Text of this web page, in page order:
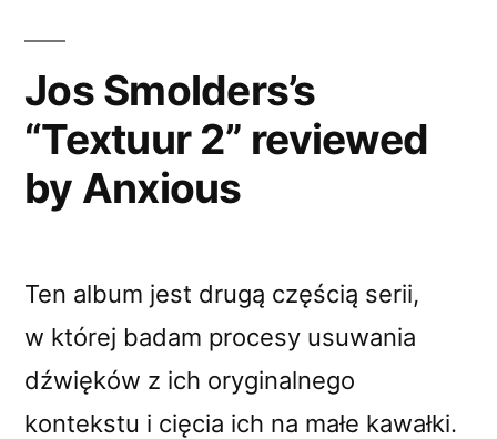
by Bad
Alchemy”
Jos Smolders’s
“Textuur 2” reviewed
by Anxious
Ten album jest drugą częścią serii,
w której badam procesy usuwania
dźwięków z ich oryginalnego
kontekstu i cięcia ich na małe kawałki.